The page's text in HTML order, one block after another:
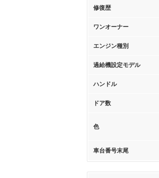
修復歴
ワンオーナー
エンジン種別
過給機設定モデル
ハンドル
ドア数
色
車台番号末尾